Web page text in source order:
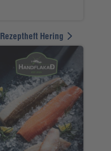
Rezeptheft Hering